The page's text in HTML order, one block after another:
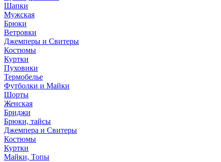
Шапки
Мужская
Брюки
Ветровки
Джемперы и Свитеры
Костюмы
Куртки
Пуховики
Термобелье
Футболки и Майки
Шорты
Женская
Бриджи
Брюки, тайсы
Джемпера и Свитеры
Костюмы
Куртки
Майки, Топы